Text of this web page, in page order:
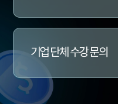
기업 단체 수강 문의